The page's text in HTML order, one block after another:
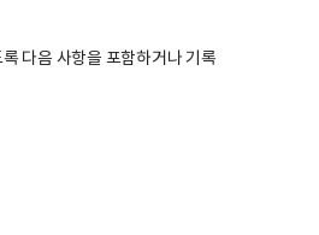
다음 사항을 포함하거나 기록